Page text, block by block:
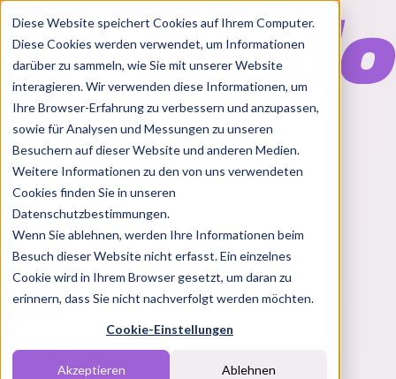
Diese Website speichert Cookies auf Ihrem Computer.
Diese Cookies werden verwendet, um Informationen
darüber zu sammeln, wie Sie mit unserer Website
interagieren. Wir verwenden diese Informationen, um
Ihre Browser-Erfahrung zu verbessern und anzupassen,
sowie für Analysen und Messungen zu unseren
Besuchern auf dieser Website und anderen Medien.
Weitere Informationen zu den von uns verwendeten
Cookies finden Sie in unseren
Datenschutzbestimmungen.
Wenn Sie ablehnen, werden Ihre Informationen beim
Besuch dieser Website nicht erfasst. Ein einzelnes
Cookie wird in Ihrem Browser gesetzt, um daran zu
erinnern, dass Sie nicht nachverfolgt werden möchten.
Cookie-Einstellungen
Akzeptieren Ablehnen
Features
Solutions
BlogChartsRabatt CodesPakete
Login